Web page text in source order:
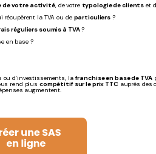
de votre activité, de votre typologie de clients et
récupèrent la TVA ou de particuliers ?
réguliers soumis à TVA?
en base ?
ou d’investissements, la franchise en base de TVA
rend plus compétitif sur le prix TTC auprès des
augmentent.